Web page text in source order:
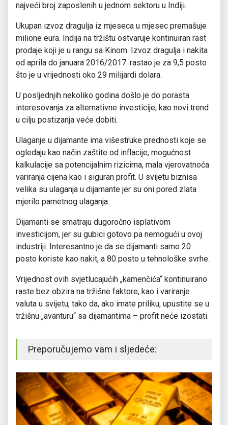
najveći broj zaposlenih u jednom sektoru u Indiji.
Ukupan izvoz dragulja iz mjeseca u mjesec premašuje
milione eura. Indija na tržištu ostvaruje kontinuiran rast
prodaje koji je u rangu sa Kinom. Izvoz dragulja i nakita
od aprila do januara 2016/2017. rastao je za 9,5 posto
što je u vrijednosti oko 29 milijardi dolara.
U posljednjih nekoliko godina došlo je do porasta
interesovanja za alternativne investicije, kao novi trend
u cilju postizanja veće dobiti.
Ulaganje u dijamante ima višestruke prednosti koje se
ogledaju kao način zaštite od inflacije, mogućnost
kalkulacije sa potencijalnim rizicima, mala vjerovatnoća
variranja cijena kao i siguran profit. U svijetu biznisa
velika su ulaganja u dijamante jer su oni pored zlata
mjerilo pametnog ulaganja.
Dijamanti se smatraju dugoročno isplativom
investicijom, jer su gubici gotovo pa nemogući u ovoj
industriji. Interesantno je da se dijamanti samo 20
posto koriste kao nakit, a 80 posto u tehnološke svrhe.
Vrijednost ovih svjetlucajućih „kamenčića“ kontinuirano
raste bez obzira na tržišne faktore, kao i variranje
valuta u svijetu, tako da, ako imate priliku, upustite se u
tržišnu „avanturu“ sa dijamantima – profit neće izostati.
Preporučujemo vam i sljedeće: